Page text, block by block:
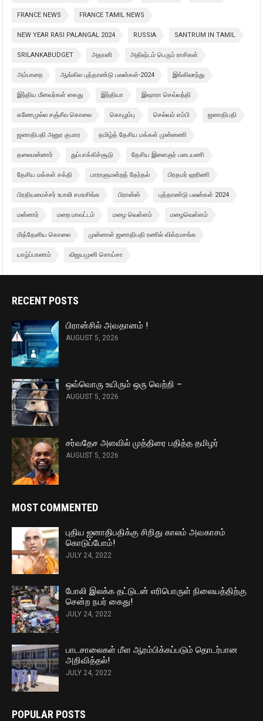
FRANCE NEWS FRANCE TAMIL NEWS
NEW YEAR RASI PALANGAL 2024 RUSSIA SANTRUM IN TAMIL
SRILANKABUDGET அதானி அதிஷ்டம் பெரும் ராசிகள்
அம்பாறை ஆங்கில புத்தாண்டு பலன்கள்-2024 இங்கிலாந்து
இந்திய மீனவர்கள் கைது இந்தியா இஷாரா செவ்வந்தி
கணேமுல்ல சஞ்சீவ கொலை கொழும்பு செல்வம் எம்பி ஜனாதிபதி
ஜனாதிபதி அனுர குமார தமிழ்த் தேசிய மக்கள் முன்னணி
தலைமன்னார் துப்பாக்கிச்சூடு தேசிய இளைஞர் படையணி
தேசிய மக்கள் சக்தி பாராளுமன்றத் தேர்தல் பிரதமர் ஹரிணி
பிரதியமைச்சர் உபாலி சமரசிங்க பிரான்ஸ் புத்தாண்டு பலன்கள் 2024
மன்னார் மறை மாவட்டம் மழை வெள்ளம் மழைவெள்ளம்
மித்தேனிய கொலை முன்னாள் ஜனாதிபதி ரணில் விக்ரமசங்க
யாழ்ப்பாணம் விஜயமுனி சொய்சா
RECENT POSTS
பிரான்சில் அவதானம் !
AUGUST 5, 2026
ஒவ்வொரு உயிரும் ஒரு வெற்றி –
AUGUST 5, 2026
சர்வதேச அளவில் முத்திரை பதித்த தமிழர்
AUGUST 5, 2026
MOST COMMENTED
புதிய ஐனாதிபதிக்கு சிறிது காலம் அவகாசம்
கொடுப்போம்!
JULY 24, 2022
போலி இலக்க தட்டுடன் எரிபொருள் நிலையத்திற்கு
சென்ற நபர் கைது!
JULY 24, 2022
பாடசாலைகள் மீள ஆரம்பிக்கப்படும் தொடர்பான
அறிவித்தல்!
JULY 24, 2022
POPULAR POSTS